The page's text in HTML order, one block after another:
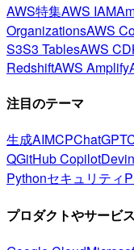
AWS特集AWS IAM
OrganizationsAWS
S3S3 TablesAWS
RedshiftAWS Amplify
注目のテーマ
生成AIMCPChatGPT
QGitHub CopilotDevin
Pythonセキュリティ
プロダクトやサービ